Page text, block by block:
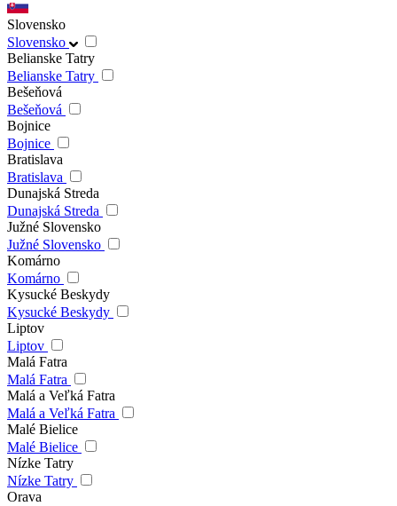
Slovensko
Slovensko
Belianske Tatry
Belianske Tatry
Bešeňová
Bešeňová
Bojnice
Bojnice
Bratislava
Bratislava
Dunajská Streda
Dunajská Streda
Južné Slovensko
Južné Slovensko
Komárno
Komárno
Kysucké Beskydy
Kysucké Beskydy
Liptov
Liptov
Malá Fatra
Malá Fatra
Malá a Veľká Fatra
Malá a Veľká Fatra
Malé Bielice
Malé Bielice
Nízke Tatry
Nízke Tatry
Orava